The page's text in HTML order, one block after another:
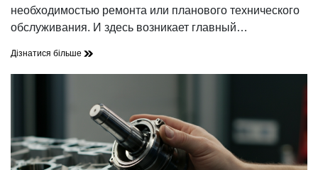
необходимостью ремонта или планового технического
обслуживания. И здесь возникает главный…
Дізнатися більше